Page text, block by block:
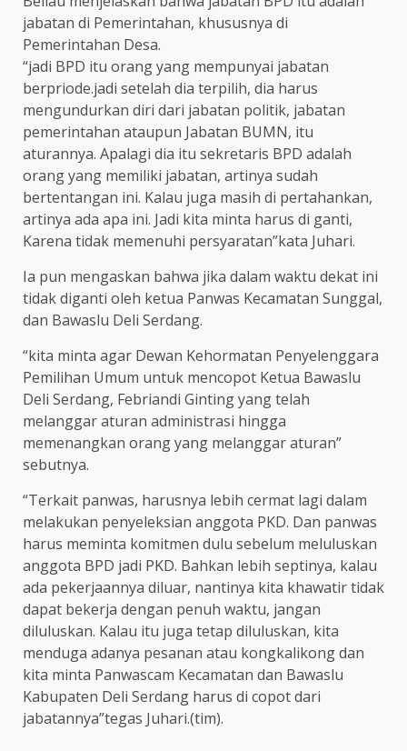
jabatan di Pemerintahan, khususnya di
Pemerintahan Desa.
“jadi BPD itu orang yang mempunyai jabatan
berpriode.jadi setelah dia terpilih, dia harus
mengundurkan diri dari jabatan politik, jabatan
pemerintahan ataupun Jabatan BUMN, itu
aturannya. Apalagi dia itu sekretaris BPD adalah
orang yang memiliki jabatan, artinya sudah
bertentangan ini. Kalau juga masih di pertahankan,
artinya ada apa ini. Jadi kita minta harus di ganti,
Karena tidak memenuhi persyaratan”kata Juhari.
Ia pun mengaskan bahwa jika dalam waktu dekat ini
tidak diganti oleh ketua Panwas Kecamatan Sunggal,
dan Bawaslu Deli Serdang.
“kita minta agar Dewan Kehormatan Penyelenggara
Pemilihan Umum untuk mencopot Ketua Bawaslu
Deli Serdang, Febriandi Ginting yang telah
melanggar aturan administrasi hingga
memenangkan orang yang melanggar aturan”
sebutnya.
“Terkait panwas, harusnya lebih cermat lagi dalam
melakukan penyeleksian anggota PKD. Dan panwas
harus meminta komitmen dulu sebelum meluluskan
anggota BPD jadi PKD. Bahkan lebih septinya, kalau
ada pekerjaannya diluar, nantinya kita khawatir tidak
dapat bekerja dengan penuh waktu, jangan
diluluskan. Kalau itu juga tetap diluluskan, kita
menduga adanya pesanan atau kongkalikong dan
kita minta Panwascam Kecamatan dan Bawaslu
Kabupaten Deli Serdang harus di copot dari
jabatannya”tegas Juhari.(tim).